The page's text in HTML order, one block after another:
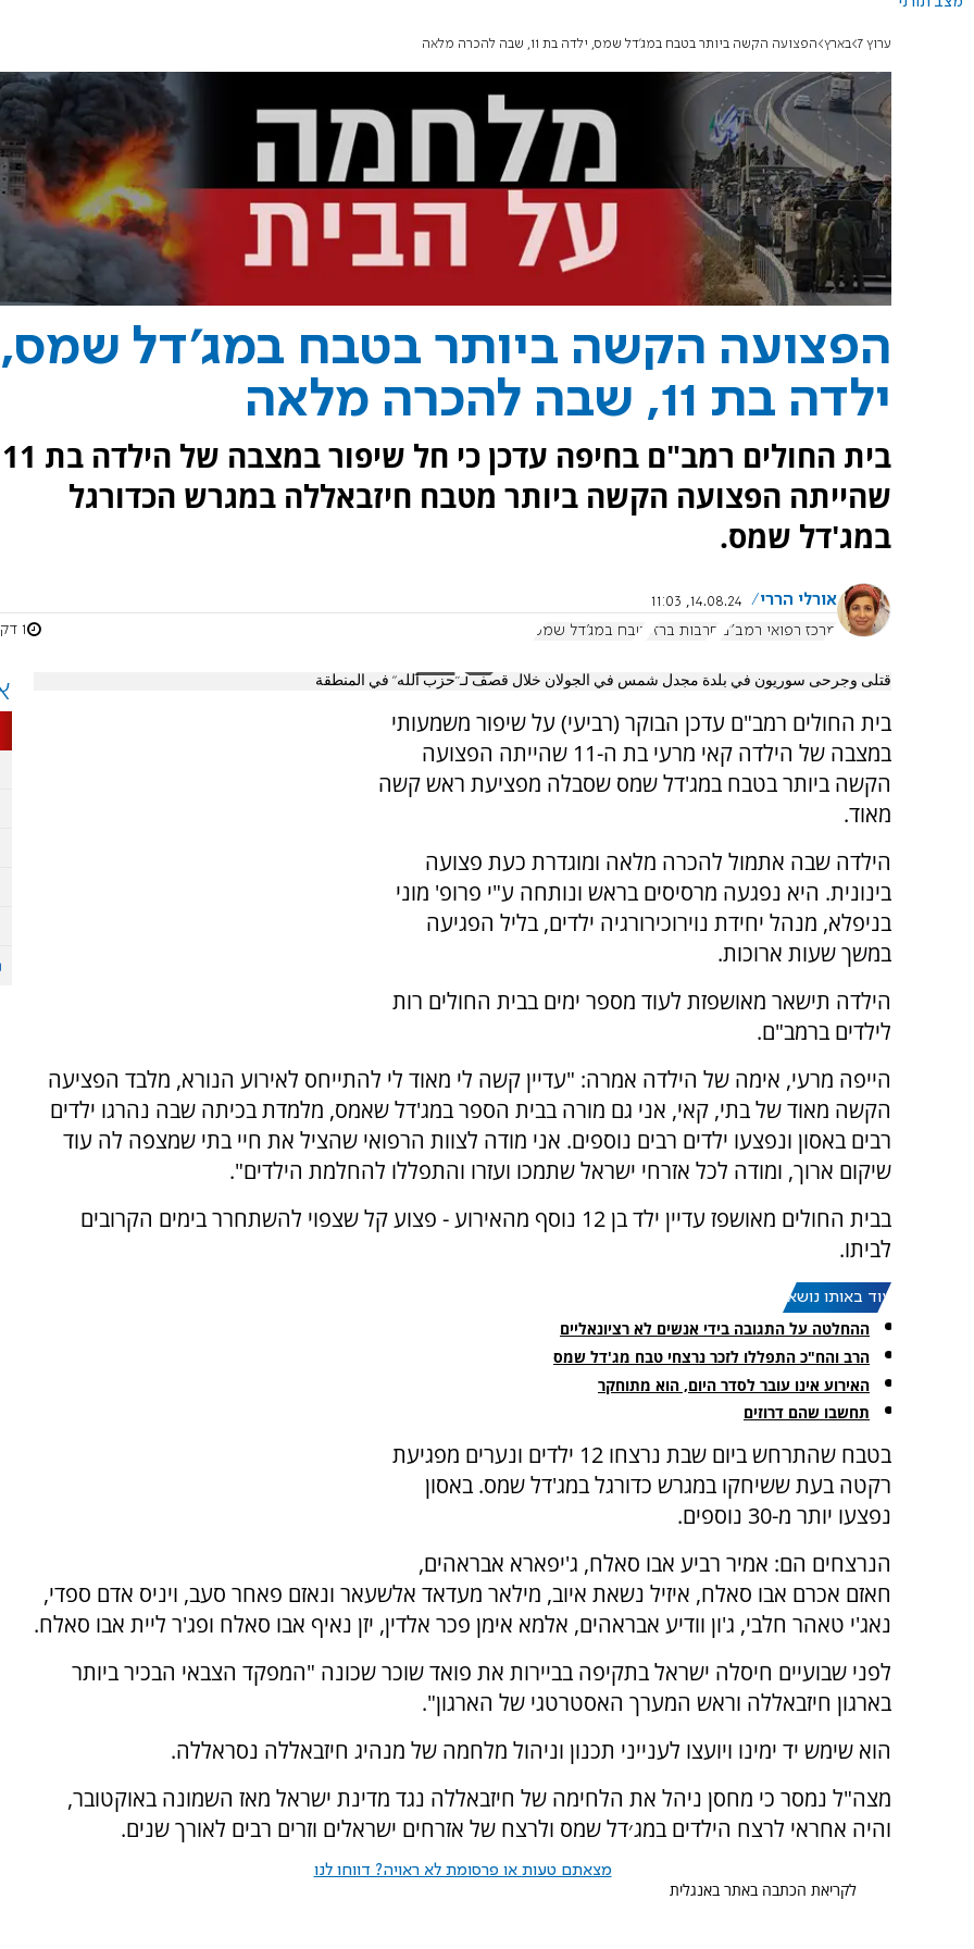
ערוץ 7 בארץ הפצועה הקשה ביותר בטבח במג'דל שמס, ילדה בת 11, שבה להכרה מלאה
הפצועה הקשה ביותר בטבח במג'דל שמס,
ילדה בת 11, שבה להכרה מלאה
בית החולים רמב"ם בחיפה עדכן כי חל שיפור במצבה של הילדה בת 11
שהייתה הפצועה הקשה ביותר מטבח חיזבאללה במגרש הכדורגל
במג'דל שמס.
אורלי הררי
14.08.24, 11:03
מרכז רפואי רמב"ם חרבות ברזל טבח במג'דל שמס 1 דקות
قتلى وجرحى سوريون في بلدة مجدل شمس في الجولان خلال قصف لـ"حزب الله" في المنطقة
בית החולים רמב"ם עדכן הבוקר (רביעי) על שיפור משמעותי
במצבה של הילדה קאי מרעי בת ה-11 שהייתה הפצועה
הקשה ביותר בטבח במג'דל שמס שסבלה מפציעת ראש קשה
מאוד.
הילדה שבה אתמול להכרה מלאה ומוגדרת כעת פצועה
בינונית. היא נפגעה מרסיסים בראש ונותחה ע"י פרופ' מוני
בניפלא, מנהל יחידת נוירוכירורגיה ילדים, בליל הפגיעה
במשך שעות ארוכות.
הילדה תישאר מאושפזת לעוד מספר ימים בבית החולים רות
לילדים ברמב"ם.
הייפה מרעי, אימה של הילדה אמרה: "עדיין קשה לי מאוד לי להתייחס לאירוע הנורא, מלבד הפציעה
הקשה מאוד של בתי, קאי, אני גם מורה בבית הספר במג'דל שאמס, מלמדת בכיתה שבה נהרגו ילדים
רבים באסון ונפצעו ילדים רבים נוספים. אני מודה לצוות הרפואי שהציל את חיי בתי שמצפה לה עוד
שיקום ארוך, ומודה לכל אזרחי ישראל שתמכו ועזרו והתפללו להחלמת הילדים".
בבית החולים מאושפז עדיין ילד בן 12 נוסף מהאירוע - פצוע קל שצפוי להשתחרר בימים הקרובים
לביתו.
עוד באותו נושא:
ההחלטה על התגובה בידי אנשים לא רציונאליים
הרב והח"כ התפללו לזכר נרצחי טבח מג'דל שמס
האירוע אינו עובר לסדר היום, הוא מתוחקר
תחשבו שהם דרוזים
בטבח שהתרחש ביום שבת נרצחו 12 ילדים ונערים מפגיעת
רקטה בעת ששיחקו במגרש כדורגל במג'דל שמס. באסון
נפצעו יותר מ-30 נוספים.
הנרצחים הם: אמיר רביע אבו סאלח, ג'יפארא אבראהים,
חאזם אכרם אבו סאלח, איזיל נשאת איוב, מילאר מעדאד אלשעאר ונאזם פאחר סעב, ויניס אדם ספדי,
נאג'י טאהר חלבי, ג'ון וודיע אבראהים, אלמא אימן פכר אלדין, יזן נאיף אבו סאלח ופג'ר ליית אבו סאלח.
לפני שבועיים חיסלה ישראל בתקיפה בביירות את פואד שוכר שכונה "המפקד הצבאי הבכיר ביותר
בארגון חיזבאללה וראש המערך האסטרטגי של הארגון".
הוא שימש יד ימינו ויועצו לענייני תכנון וניהול מלחמה של מנהיג חיזבאללה נסראללה.
מצה"ל נמסר כי מחסן ניהל את הלחימה של חיזבאללה נגד מדינת ישראל מאז השמונה באוקטובר,
והיה אחראי לרצח הילדים במג׳דל שמס ולרצח של אזרחים ישראלים וזרים רבים לאורך שנים.
מצאתם טעות או פרסומת לא ראויה? דווחו לנו
לקריאת הכתבה באתר באנגלית